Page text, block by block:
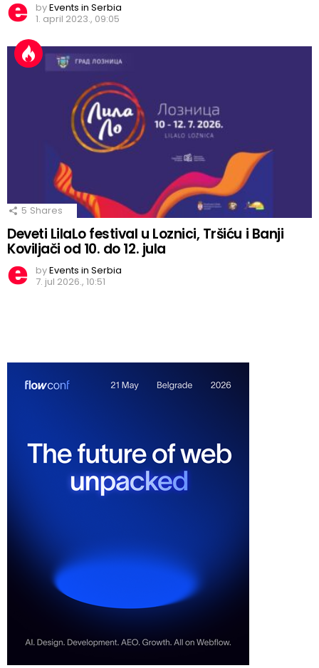
byEvents in Serbia
1. april 2023., 09:05
5 Shares
Deveti LilaLo festival u Loznici, Tršiću i Banji
Koviljači od 10. do 12. jula
byEvents in Serbia
7. jul 2026., 10:51